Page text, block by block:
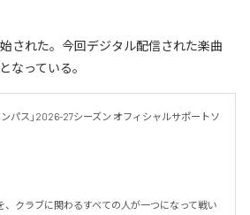
始された。今回デジタル配信された楽曲
なっている。
パス」2026-27シーズン オフィシャルサポートソ
クラブに関わるすべての人が一つになって戦い